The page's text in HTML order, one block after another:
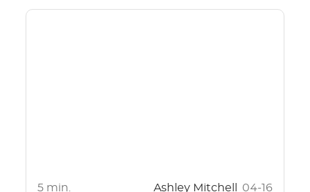
5 min. Ashley Mitchell 04-16